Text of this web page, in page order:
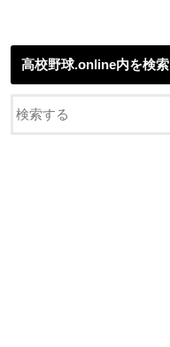
高校野球.online内を検索